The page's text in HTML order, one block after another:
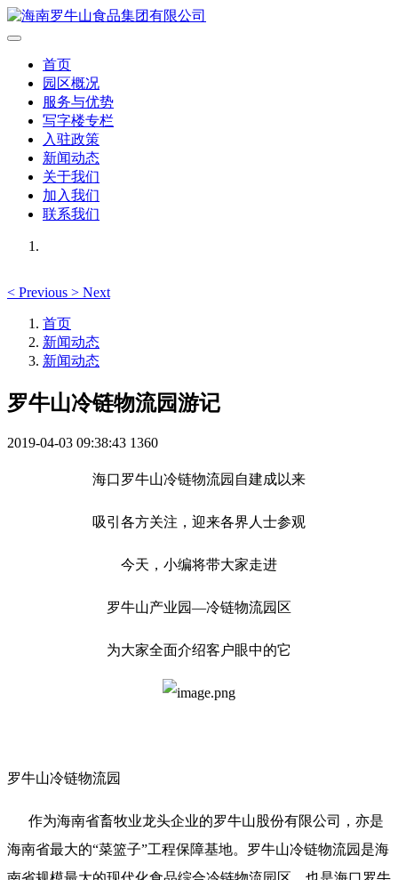
首页
园区概况
服务与优势
写字楼专栏
入驻政策
新闻动态
关于我们
加入我们
联系我们
< Previous > Next
首页
新闻动态
新闻动态
罗牛山冷链物流园游记
2019-04-03 09:38:43 1360
海口罗牛山冷链物流园自建成以来
吸引各方关注，迎来各界人士参观
今天，小编将带大家走进
罗牛山产业园—冷链物流园区
为大家全面介绍客户眼中的它
罗牛山冷链物流园
作为海南省畜牧业龙头企业的罗牛山股份有限公司，亦是
海南省最大的“菜篮子”工程保障基地。罗牛山冷链物流园是海